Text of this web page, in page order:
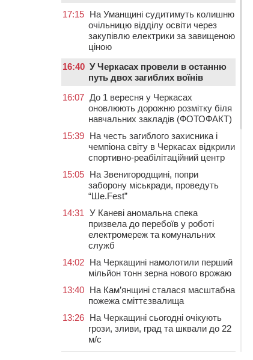
17:15 На Уманщині судитимуть колишню
очільницю відділу освіти через
закупівлю електрики за завищеною
ціною
16:40 У Черкасах провели в останню
путь двох загиблих воїнів
16:07 До 1 вересня у Черкасах
оновлюють дорожню розмітку біля
навчальних закладів (ФОТОФАКТ)
15:39 На честь загиблого захисника і
чемпіона світу в Черкасах відкрили
спортивно-реабілітаційний центр
15:05 На Звенигородщині, попри
заборону міськради, проведуть
“Ше.Fest”
14:31 У Каневі аномальна спека
призвела до перебоїв у роботі
електромереж та комунальних
служб
14:02 На Черкащині намолотили перший
мільйон тонн зерна нового врожаю
13:40 На Кам’янщині сталася масштабна
пожежа сміттєзвалища
13:26 На Черкащині сьогодні очікують
грози, зливи, град та шквали до 22
м/с